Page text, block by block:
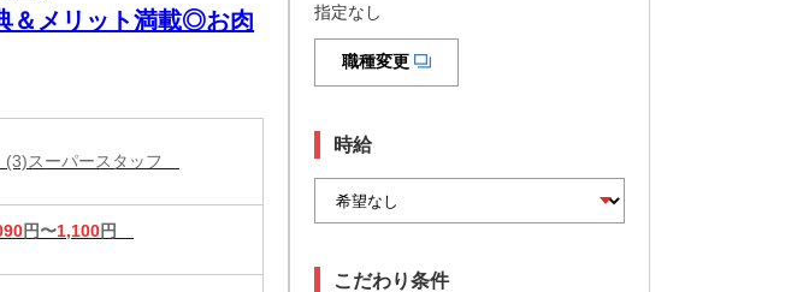
メリット満載◎お肉
スーパースタッフ
円〜1,100円
指定なし
職種変更
時給
こだわり条件